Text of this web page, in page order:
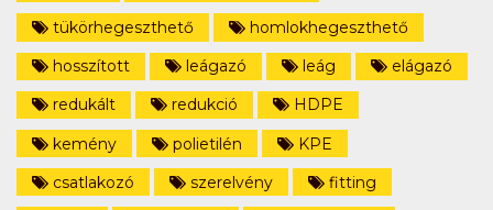
tükörhegeszthető
homlokhegeszthető
hosszított
leágazó leág
elágazó
redukált
redukció
HDPE
kemény
polietilén
KPE
csatlakozó
szerelvény
fitting